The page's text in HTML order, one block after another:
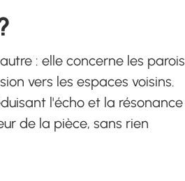
: elle concerne les parois
vers les espaces voisins.
l'écho et la résonance
de la pièce, sans rien